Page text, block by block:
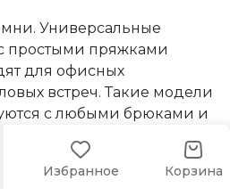
Универсальные
простыми пряжками
для офисных
встреч. Такие модели
с любыми брюками и
Для активного отдыха и
Избранное Корзина